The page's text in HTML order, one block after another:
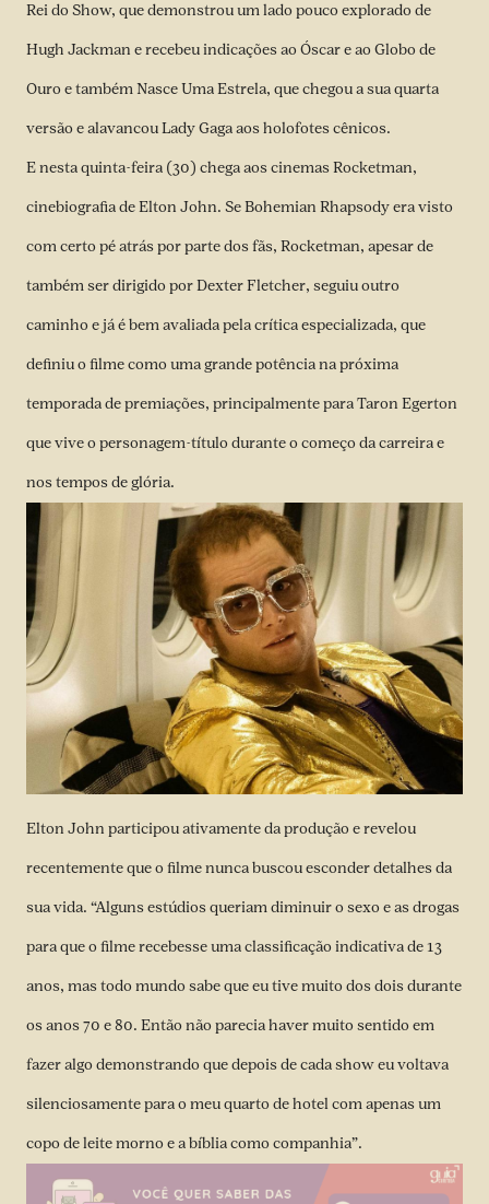
Rei do Show, que demonstrou um lado pouco explorado de
Hugh Jackman e recebeu indicações ao Óscar e ao Globo de
Ouro e também Nasce Uma Estrela, que chegou a sua quarta
versão e alavancou Lady Gaga aos holofotes cênicos.
E nesta quinta-feira (30) chega aos cinemas Rocketman,
cinebiografia de Elton John. Se Bohemian Rhapsody era visto
com certo pé atrás por parte dos fãs, Rocketman, apesar de
também ser dirigido por Dexter Fletcher, seguiu outro
caminho e já é bem avaliada pela crítica especializada, que
definiu o filme como uma grande potência na próxima
temporada de premiações, principalmente para Taron Egerton
que vive o personagem-título durante o começo da carreira e
nos tempos de glória.
Elton John participou ativamente da produção e revelou
recentemente que o filme nunca buscou esconder detalhes da
sua vida. “Alguns estúdios queriam diminuir o sexo e as drogas
para que o filme recebesse uma classificação indicativa de 13
anos, mas todo mundo sabe que eu tive muito dos dois durante
os anos 70 e 80. Então não parecia haver muito sentido em
fazer algo demonstrando que depois de cada show eu voltava
silenciosamente para o meu quarto de hotel com apenas um
copo de leite morno e a bíblia como companhia”.